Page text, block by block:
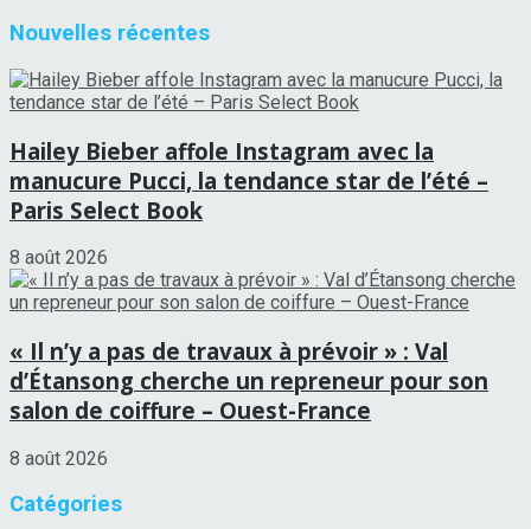
Nouvelles récentes
Hailey Bieber affole Instagram avec la
manucure Pucci, la tendance star de l’été –
Paris Select Book
8 août 2026
« Il n’y a pas de travaux à prévoir » : Val
d’Étansong cherche un repreneur pour son
salon de coiffure – Ouest-France
8 août 2026
Catégories